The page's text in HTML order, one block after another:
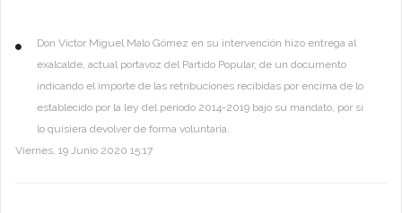
Don Víctor Miguel Malo Gómez en su intervención hizo entrega al
exalcalde, actual portavoz del Partido Popular, de un documento
indicando el importe de las retribuciones recibidas por encima de lo
establecido por la ley del periodo 2014-2019 bajo su mandato, por si
lo quisiera devolver de forma voluntaria.
Viernes, 19 Junio 2020 15:17